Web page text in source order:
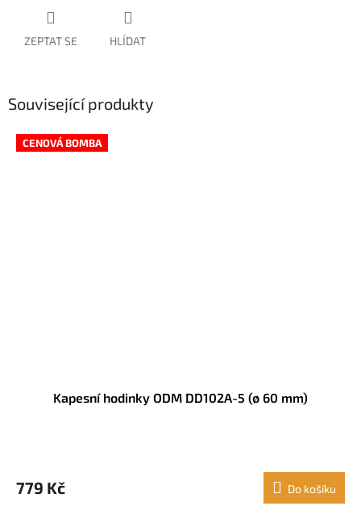
ZEPTAT SE HLÍDAT
Související produkty
CENOVÁ BOMBA
Kapesní hodinky ODM DD102A-5 (ø 60 mm)
779 Kč Do košíku